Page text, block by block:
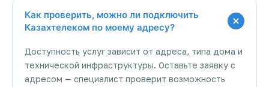
Как проверить, можно ли подключить
Казахтелеком по моему адресу?
Доступность услуг зависит от адреса, типа дома и
технической инфраструктуры. Оставьте заявку с
адресом — специалист проверит возможность